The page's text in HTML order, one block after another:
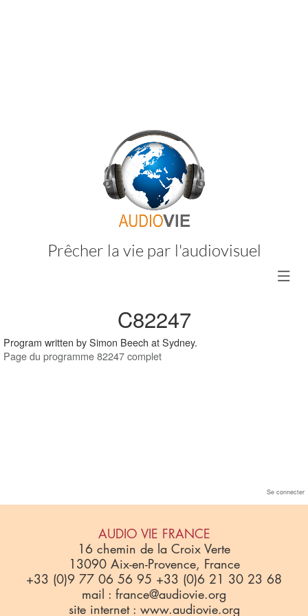
Prêcher la vie par l'audiovisuel
C82247
Program written by Simon Beech at Sydney.
Page du programme 82247 complet
Se connecter
AUDIO VIE FRANCE
16 chemin de la Croix Verte
13090 Aix-en-Provence, France
+33 (0)9 77 06 56 95 +33 (0)6 21 30 23 68
mail : france@audiovie.org
site internet : www.audiovie.org